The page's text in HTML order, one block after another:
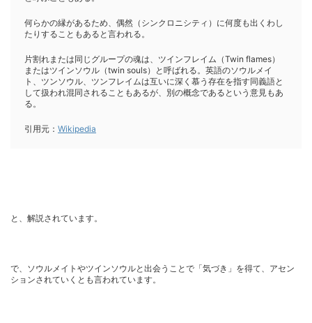
何らかの縁があるため、偶然（シンクロニシティ）に何度も出くわし
たりすることもあると言われる。
片割れまたは同じグループの魂は、ツインフレイム（Twin flames）
またはツインソウル（twin souls）と呼ばれる。英語のソウルメイ
ト、ツンソウル、ツンフレイムは互いに深く慕う存在を指す同義語と
して扱われ混同されることもあるが、別の概念であるという意見もあ
る。
引用元： Wikipedia
と、解説されています。
で、ソウルメイトやツインソウルと出会うことで「気づき」を得て、アセン
ションされていくとも言われています。